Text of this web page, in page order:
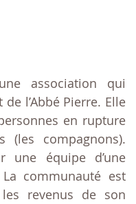
association qui
l’Abbé Pierre. Elle
en rupture
(les compagnons).
une équipe d’une
communauté est
revenus de son